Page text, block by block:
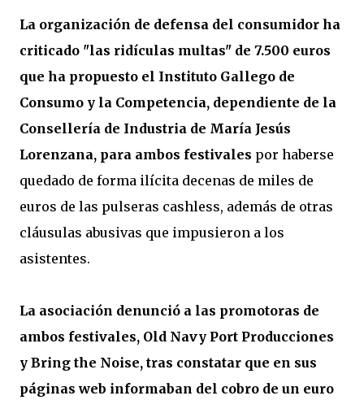
La organización de defensa del consumidor ha
criticado "las ridículas multas" de 7.500 euros
que ha propuesto el Instituto Gallego de
Consumo y la Competencia, dependiente de la
Consellería de Industria de María Jesús
Lorenzana, para ambos festivales por haberse
quedado de forma ilícita decenas de miles de
euros de las pulseras cashless, además de otras
cláusulas abusivas que impusieron a los
asistentes.
La asociación denunció a las promotoras de
ambos festivales, Old Navy Port Producciones
y Bring the Noise, tras constatar que en sus
páginas web informaban del cobro de un euro